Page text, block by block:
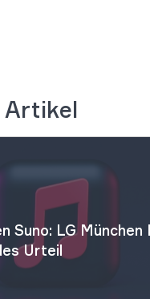
Artikel
Suno: LG München
Urteil